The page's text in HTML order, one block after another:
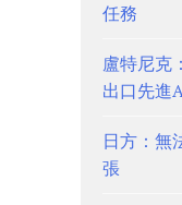
任務
盧特尼克
出口先進
日方：無
張